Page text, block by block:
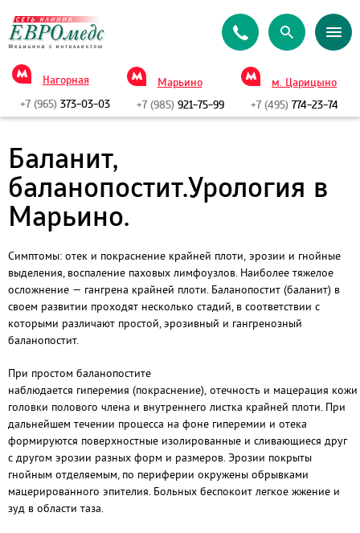
Нагорная
+7 (965) 373-03-03
Марьино
+7 (985)921-75-99
м. Царицыно
+7 (495) 774-23-74
Баланит,
баланопостит.Урология в
Марьино.
Симптомы: отек и покраснение крайней плоти, эрозии и гнойные
выделения, воспаление паховых лимфоузлов. Наиболее тяжелое
осложнение — гангрена крайней плоти. Баланопостит (баланит) в
своем развитии проходят несколько стадий, в соответствии с
которыми различают простой, эрозивный и гангренозный
баланопостит.
При простом баланопостите
наблюдается гиперемия (покраснение), отечность и мацерация кожи
головки полового члена и внутреннего листка крайней плоти. При
дальнейшем течении процесса на фоне гиперемии и отека
формируются поверхностные изолированные и сливающиеся друг
с другом эрозии разных форм и размеров. Эрозии покрыты
гнойным отделяемым, по периферии окружены обрывками
мацерированного эпителия. Больных беспокоит легкое жжение и
зуд в области таза.